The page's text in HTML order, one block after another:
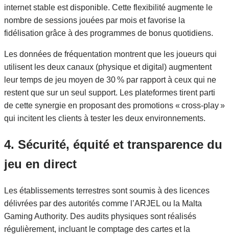
internet stable est disponible. Cette flexibilité augmente le
nombre de sessions jouées par mois et favorise la
fidélisation grâce à des programmes de bonus quotidiens.
Les données de fréquentation montrent que les joueurs qui
utilisent les deux canaux (physique et digital) augmentent
leur temps de jeu moyen de 30 % par rapport à ceux qui ne
restent que sur un seul support. Les plateformes tirent parti
de cette synergie en proposant des promotions « cross‑play »
qui incitent les clients à tester les deux environnements.
4. Sécurité, équité et transparence du
jeu en direct
Les établissements terrestres sont soumis à des licences
délivrées par des autorités comme l’ARJEL ou la Malta
Gaming Authority. Des audits physiques sont réalisés
régulièrement, incluant le comptage des cartes et la